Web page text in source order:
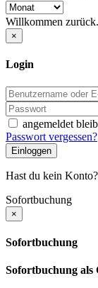
Willkommen
×
Login
angemeldet
Passwort vergessen?
Einloggen
Hast du kein Konto?
Sofortbuchung
×
Sofortbuchung
Sofortbuchung als